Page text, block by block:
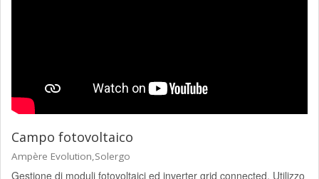
Campo fotovoltaico
Ampère Evolution,Solergo
Gestione di moduli fotovoltaici ed inverter grid connected. Utilizzo